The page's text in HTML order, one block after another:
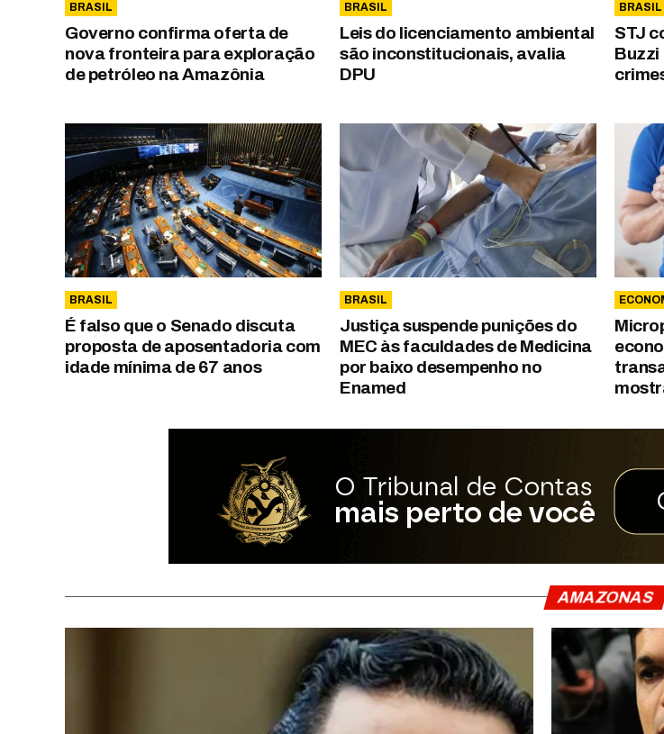
BRASIL
Governo confirma oferta de
nova fronteira para exploração
de petróleo na Amazônia
BRASIL
Leis do licenciamento ambiental
são inconstitucionais, avalia
DPU
BRASIL
STJ
Buzzi
BRASIL
É falso que o Senado discuta
proposta de aposentadoria com
idade mínima de 67 anos
BRASIL
Justiça suspende punições do
MEC às faculdades de Medicina
por baixo desempenho no
Enamed
AMAZONAS